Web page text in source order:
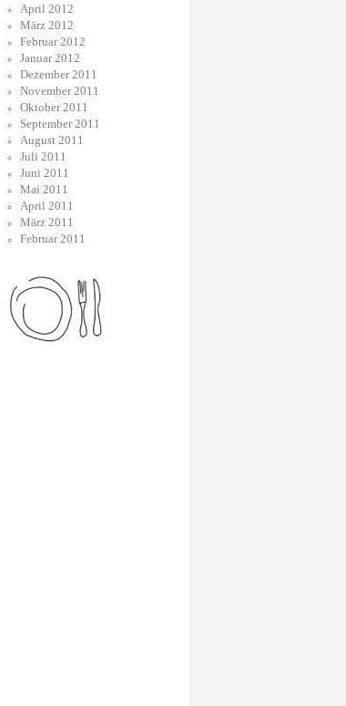
April 2012
März 2012
Februar 2012
Januar 2012
Dezember 2011
November 2011
Oktober 2011
September 2011
August 2011
Juli 2011
Juni 2011
Mai 2011
April 2011
März 2011
Februar 2011